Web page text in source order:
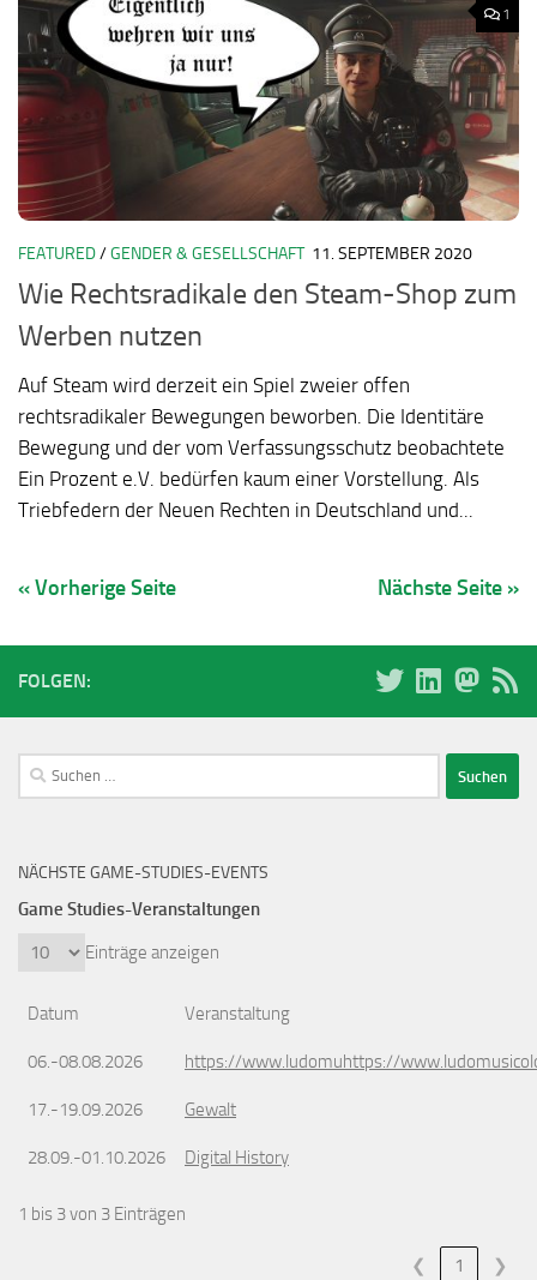
1
FEATURED/GENDER & GESELLSCHAFT 11. SEPTEMBER 2020
Wie Rechtsradikale den Steam-Shop zum
Werben nutzen
Auf Steam wird derzeit ein Spiel zweier offen
rechtsradikaler Bewegungen beworben. Die Identitäre
Bewegung und der vom Verfassungsschutz beobachtete
Ein Prozent e.V. bedürfen kaum einer Vorstellung. Als
Triebfedern der Neuen Rechten in Deutschland und...
« Vorherige Seite Nächste Seite »
FOLGEN:
Suchen
nach:
NÄCHSTE GAME-STUDIES-EVENTS
Game Studies-Veranstaltungen
Einträge anzeigen
Datum Veranstaltung
06.-08.08.2026 https://www.ludomuhttps://
17.-19.09.2026 Gewalt
28.09.-01.10.2026 Digital History
1 bis 3 von 3 Einträgen
❮ 1 ❯